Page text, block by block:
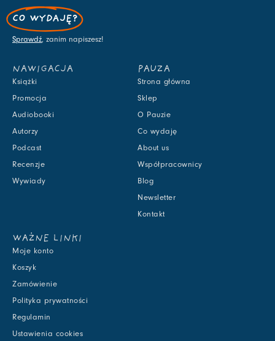
CO WYDAJĘ?
Sprawdź, zanim napiszesz!
NAWIGACJA
Książki
Promocja
Audiobooki
Autorzy
Podcast
Recenzje
Wywiady
PAUZA
Strona główna
Sklep
O Pauzie
Co wydaję
About us
Współpracownicy
Blog
Newsletter
Kontakt
WAŻNE LINKI
Moje konto
Koszyk
Zamówienie
Polityka prywatności
Regulamin
Ustawienia cookies